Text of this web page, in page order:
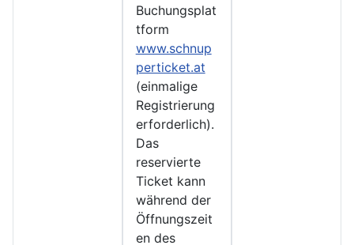
Buchungsplat
tform
www.schnup
perticket.at
(einmalige
Registrierung
erforderlich).
Das
reservierte
Ticket kann
während der
Öffnungszeit
en des